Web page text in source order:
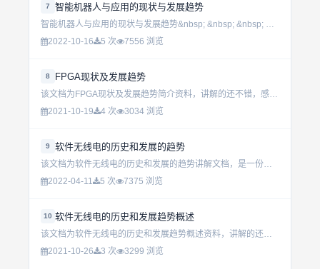
7 智能机器人与应用的现状与发展趋势
智能机器人与应用的现状与发展趋势&nbsp; &nbsp; &nbsp; &nbsp; &nbsp; &nbsp;...
2022-10-16
5 次 7556 浏览
8 FPGA现状及发展趋势
该文档为FPGA现状及发展趋势简介资料，讲解的还不错，感兴趣的可以下载看看…………………………...
2021-10-19
4 次 3034 浏览
9 软件无线电的历史和发展的趋势
该文档为软件无线电的历史和发展的趋势讲解文档，是一份很不错的参考资料，具有较高参考价值，感兴趣的可以下载看看………………...
2022-04-11
5 次 7375 浏览
10 软件无线电的历史和发展趋势概述
该文档为软件无线电的历史和发展趋势概述资料，讲解的还不错，感兴趣的可以下载看看…………………………...
2021-10-26
3 次 3299 浏览